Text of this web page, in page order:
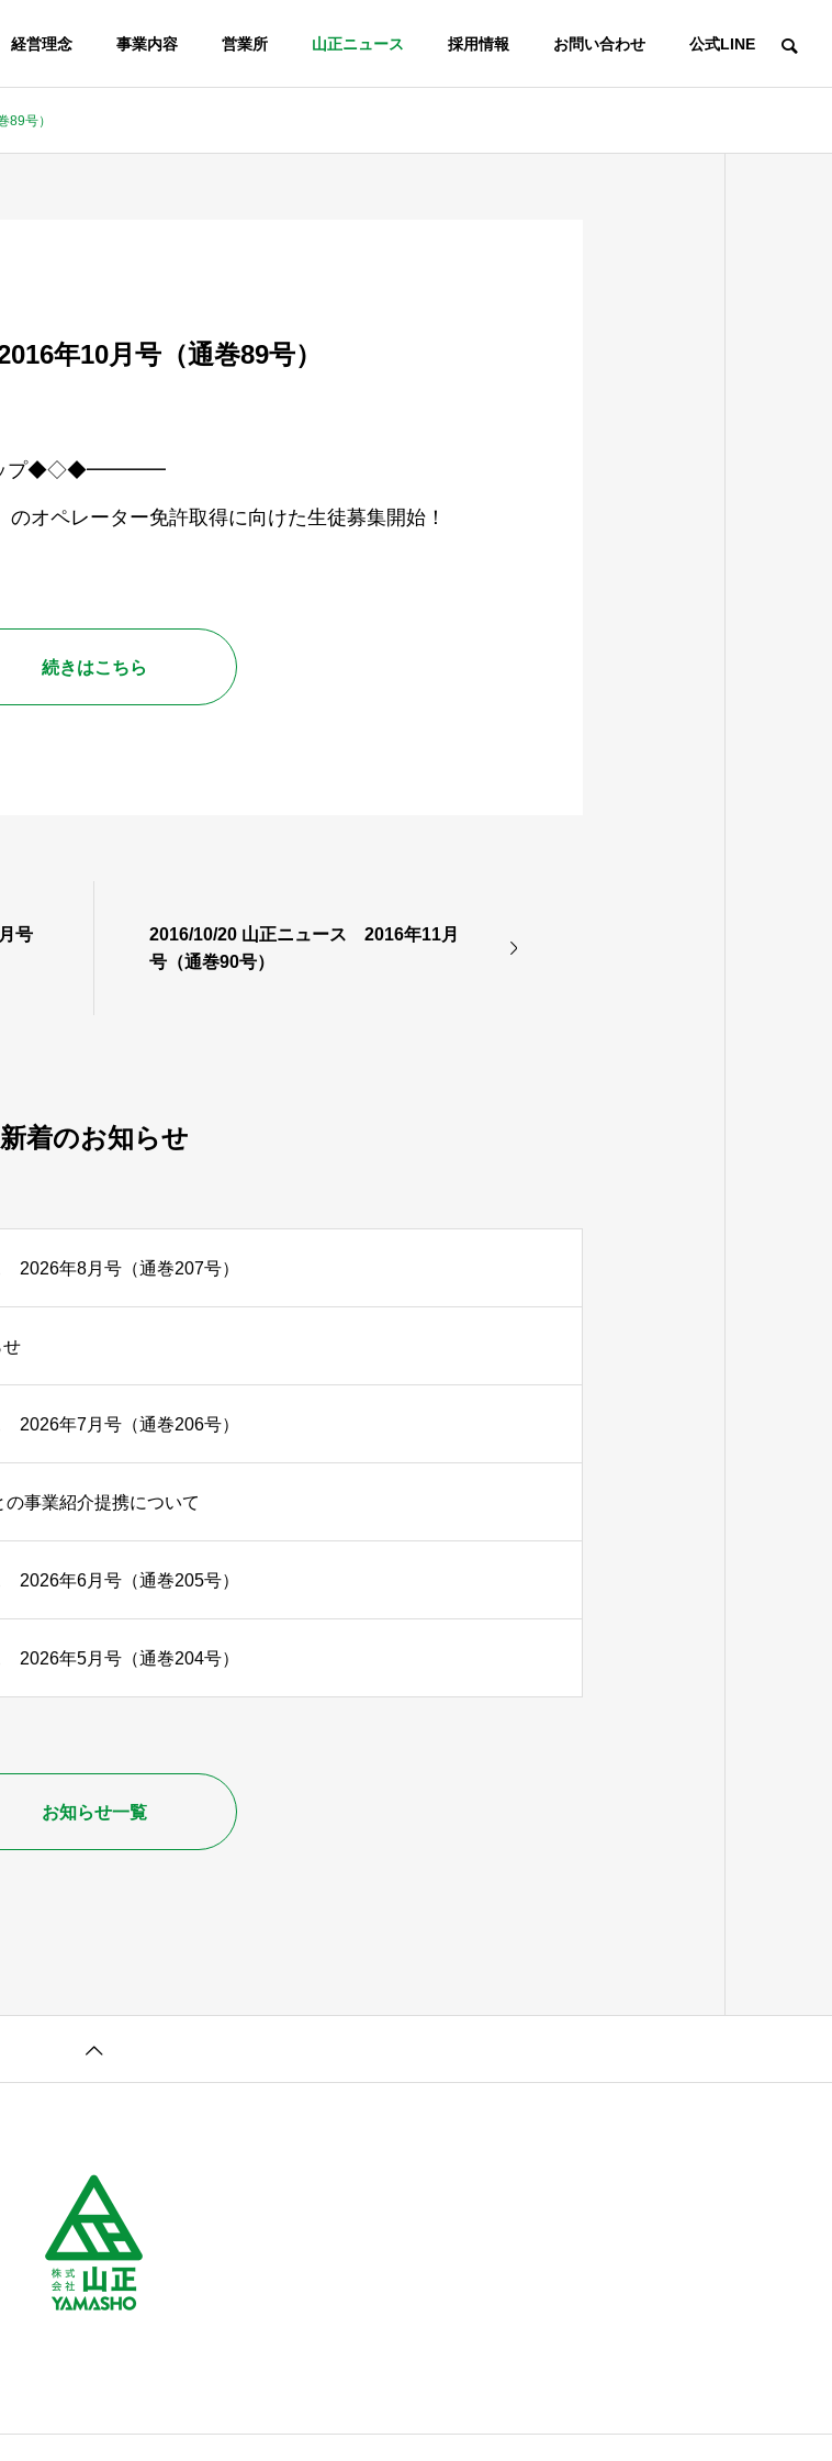
経営理念 事業内容 営業所 山正ニュース 採用情報 お問い合わせ 公式LINE
号）
年10月号（通巻89号）
ップ◆◇◆━━━━
オペレーター免許取得に向けた生徒募集開始！
続きはこちら
号
2016/10/20 山正ニュース 2016年11月
号（通巻90号）
新着のお知らせ
2026年8月号（通巻207号）
せ
2026年7月号（通巻206号）
事業紹介提携について
2026年6月号（通巻205号）
2026年5月号（通巻204号）
お知らせ一覧